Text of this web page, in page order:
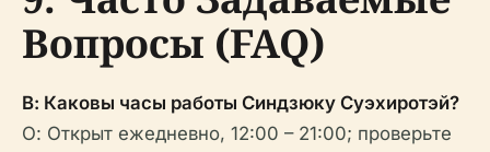
Вопросы (FAQ)
В: Каковы часы работы Синдзюку Суэхиротэй?
О: Открыт ежедневно, 12:00 – 21:00; проверьте